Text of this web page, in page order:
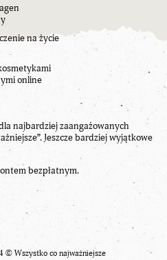
na życie
online
najbardziej zaangażowanych
Jeszcze bardziej wyjątkowe
bezpłatnym.
© Wszystko co najważniejsze